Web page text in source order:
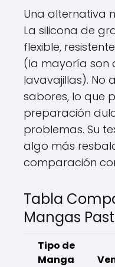
Una alternativa
La silicona de
flexible,
(la mayoría son
lavavajillas). No
sabores, lo que
preparación
problemas. Su
algo más
comparación
Tabla
Mangas
Tipo de
Manga